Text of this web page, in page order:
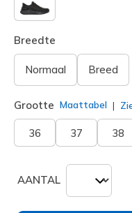
Breedte
Normaal Breed
Grootte Maattabel
36 37 38
AANTAL